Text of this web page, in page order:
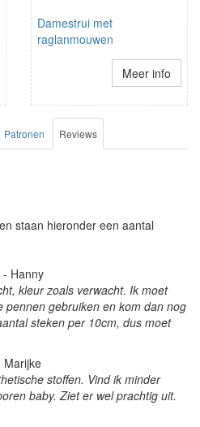
Damestrui met
raglanmouwen
Meer info
Patronen Reviews
staan hieronder een aantal
Hanny
kleur zoals verwacht. Ik moet
pennen gebruiken en kom dan nog
steken per 10cm, dus moet
Marijke
stoffen. Vind ik minder
baby. Ziet er wel prachtig uit.